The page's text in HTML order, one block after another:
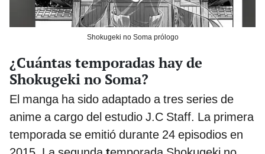
Shokugeki no Soma prólogo
¿Cuántas temporadas hay de
Shokugeki no Soma?
El manga ha sido adaptado a tres series de
anime a cargo del estudio J.C Staff. La primera
temporada se emitió durante 24 episodios en